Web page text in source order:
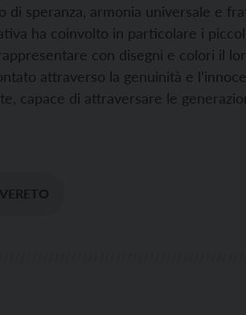
di speranza, armonia universale e
ha coinvolto in particolare i
con disegni e colori il
attraverso la genuinità e
capace di attraversare le